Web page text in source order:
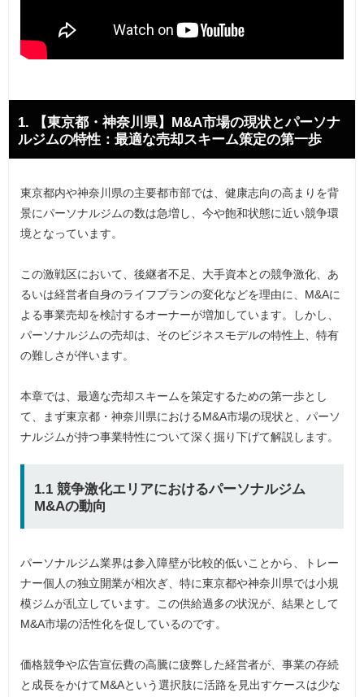
1. 【東京都・神奈川県】M&A市場の現状とパーソナ
ルジムの特性：最適な売却スキーム策定の第一歩
東京都内や神奈川県の主要都市部では、健康志向の高まりを背
景にパーソナルジムの数は急増し、今や飽和状態に近い競争環
境となっています。
この激戦区において、後継者不足、大手資本との競争激化、あ
るいは経営者自身のライフプランの変化などを理由に、M&Aに
よる事業売却を検討するオーナーが増加しています。しかし、
パーソナルジムの売却は、そのビジネスモデルの特性上、特有
の難しさが伴います。
本章では、最適な売却スキームを策定するための第一歩とし
て、まず東京都・神奈川県におけるM&A市場の現状と、パーソ
ナルジムが持つ事業特性について深く掘り下げて解説します。
1.1 競争激化エリアにおけるパーソナルジム
M&Aの動向
パーソナルジム業界は参入障壁が比較的低いことから、トレー
ナー個人の独立開業が相次ぎ、特に東京都や神奈川県では小規
模ジムが乱立しています。この供給過多の状況が、結果として
M&A市場の活性化を促しているのです。
価格競争や広告宣伝費の高騰に疲弊した経営者が、事業の存続
と成長をかけてM&Aという選択肢に活路を見出すケースは少な